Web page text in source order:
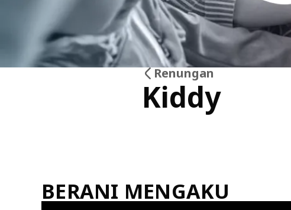
Renungan
Kiddy
BERANI MENGAKU